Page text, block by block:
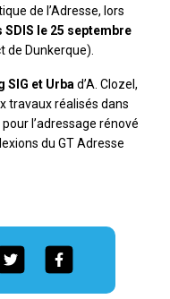
de l’Adresse, lors
le 25 septembre
de Dunkerque).
SIG et Urba d’A. Clozel,
travaux réalisés dans
l’adressage rénové
du GT Adresse